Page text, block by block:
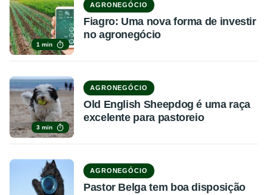
1 min
AGRONEGÓCIO
Fiagro: Uma nova forma de investir
no agronegócio
3 min
AGRONEGÓCIO
Old English Sheepdog é uma raça
excelente para pastoreio
AGRONEGÓCIO
Pastor Belga tem boa disposição